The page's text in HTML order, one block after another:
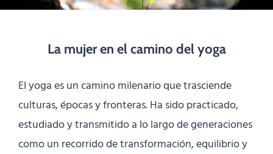
La mujer en el camino del yoga
El yoga es un camino milenario que trasciende
culturas, épocas y fronteras. Ha sido practicado,
estudiado y transmitido a lo largo de generaciones
como un recorrido de transformación, equilibrio y